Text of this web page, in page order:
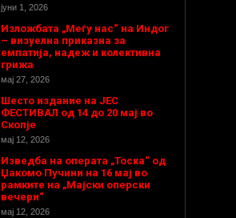
јуни 1, 2026
Изложбата „Меѓу нас“ на Индог
– визуелна приказна за
емпатија, надеж и колективна
грижа
мај 27, 2026
Шесто издание на ЈЕС
ФЕСТИВАЛ од 14 до 20 мај во
Скопје
мај 12, 2026
Изведба на операта „Тоска“ од
Џакомо Пучини на 16 мај во
рамките на „Мајски оперски
вечери“
мај 12, 2026